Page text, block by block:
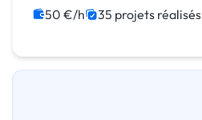
Migration ou refonte de site
50 €/h 35 projets réalisés